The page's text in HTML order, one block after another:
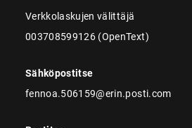
Verkkolaskujen välittäjä
003708599126 (OpenText)
Sähköpostitse
fennoa.506159@erin.posti.com